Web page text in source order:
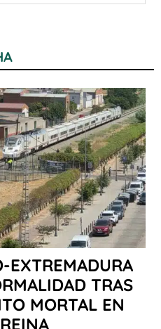
EXTREMADURA
TRAS
MORTAL EN